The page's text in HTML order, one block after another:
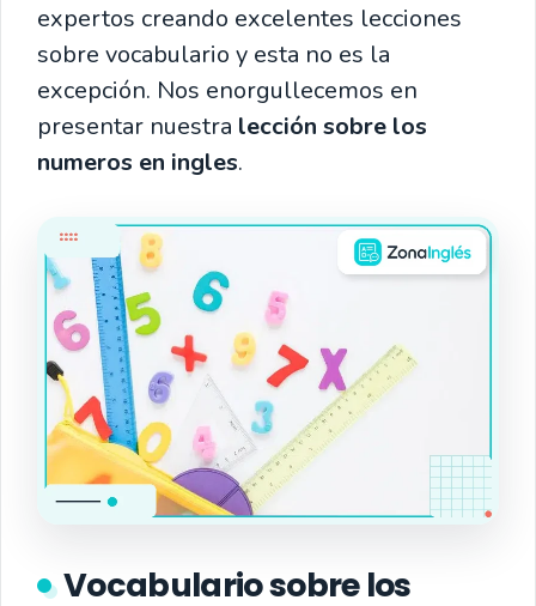
expertos creando excelentes lecciones
sobre vocabulario y esta no es la
excepción. Nos enorgullecemos en
presentar nuestra lección sobre los
numeros en ingles.
Vocabulario sobre los